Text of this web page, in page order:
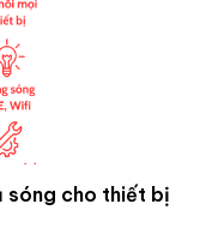
sóng cho thiết bị